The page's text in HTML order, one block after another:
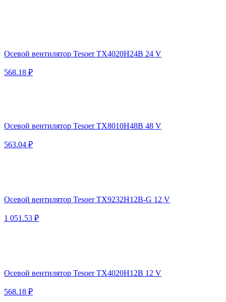
Осевой вентилятор Tesoer TX4020H24B 24 V
568.18 ₽
Осевой вентилятор Tesoer TX8010H48B 48 V
563.04 ₽
Осевой вентилятор Tesoer TX9232H12B-G 12 V
1 051.53 ₽
Осевой вентилятор Tesoer TX4020H12B 12 V
568.18 ₽